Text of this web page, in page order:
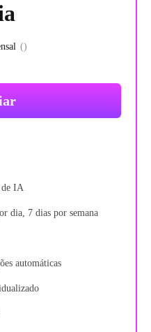
()
de IA
dia, 7 dias por semana
automáticas